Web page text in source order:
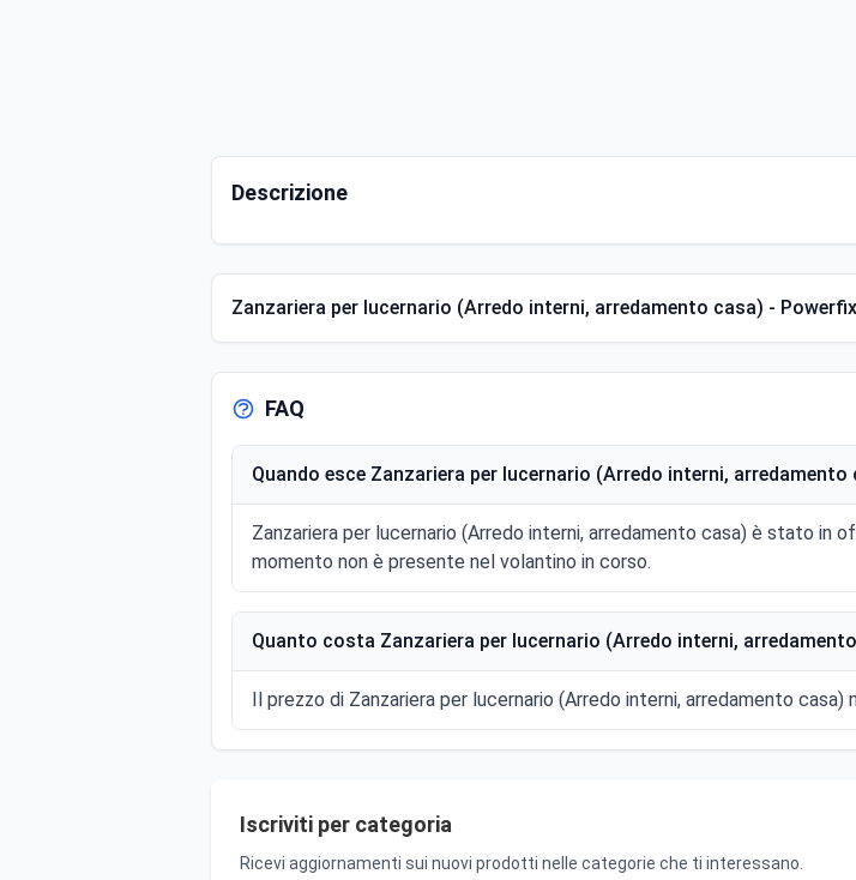
Descrizione
Zanzariera per lucernario (Arredo interni, arredamento casa) - Powerfix
FAQ
Quando esce Zanzariera per lucernario (Arredo interni, arredamento
Zanzariera per lucernario (Arredo interni, arredamento casa) è stato in
momento non è presente nel volantino in corso.
Quanto costa Zanzariera per lucernario (Arredo interni,
Il prezzo di Zanzariera per lucernario (Arredo interni, arredamento casa)
Iscriviti per categoria
Ricevi aggiornamenti sui nuovi prodotti nelle categorie che ti interessano.